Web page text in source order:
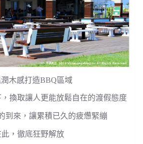
木感打造BBQ區域
換取讓人更能放鬆自在的渡假態度
到來，讓累積已久的疲憊緊繃
此，徹底狂野解放